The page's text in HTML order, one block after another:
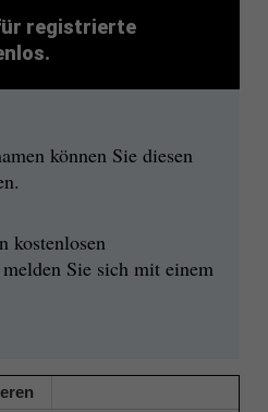
registrierte
können Sie diesen
kostenlosen
Sie sich mit einem